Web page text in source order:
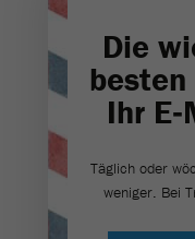
Die
Ihr
Täglich oder
weniger. Bei